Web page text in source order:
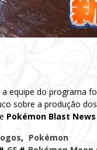
equipe do programa
sobre a produção
e Pokémon Blast News
, Pokémon